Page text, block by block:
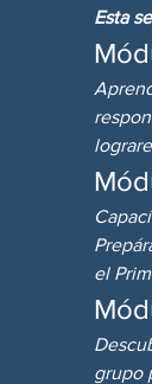
Esta
el
grupo